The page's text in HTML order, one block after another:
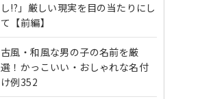
し!?」厳しい現実を目の当たりにし
て【前編】
古風・和風な男の子の名前を厳
選！かっこいい・おしゃれな名付
け例352